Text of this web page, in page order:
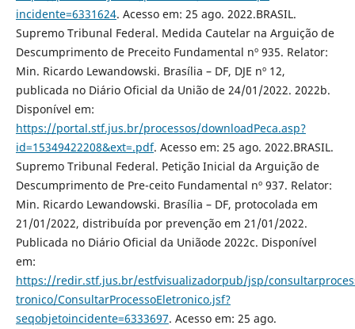
incidente=6331624. Acesso em: 25 ago. 2022.BRASIL.
Supremo Tribunal Federal. Medida Cautelar na Arguição de
Descumprimento de Preceito Fundamental nº 935. Relator:
Min. Ricardo Lewandowski. Brasília – DF, DJE nº 12,
publicada no Diário Oficial da União de 24/01/2022. 2022b.
Disponível em:
https://portal.stf.jus.br/processos/downloadPeca.asp?
id=15349422208&ext=.pdf. Acesso em: 25 ago. 2022.BRASIL.
Supremo Tribunal Federal. Petição Inicial da Arguição de
Descumprimento de Pre-ceito Fundamental nº 937. Relator:
Min. Ricardo Lewandowski. Brasília – DF, protocolada em
21/01/2022, distribuída por prevenção em 21/01/2022.
Publicada no Diário Oficial da Uniãode 2022c. Disponível
em:
https://redir.stf.jus.br/estfvisualizadorpub/jsp/
tronico/ConsultarProcessoEletronico.jsf?
seqobjetoincidente=6333697. Acesso em: 25 ago.